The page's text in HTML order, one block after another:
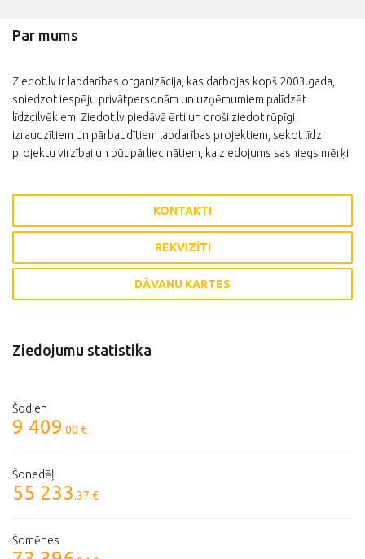
Par mums
Ziedot.lv ir labdarības organizācija, kas darbojas kopš 2003.gada,
sniedzot iespēju privātpersonām un uzņēmumiem palīdzēt
līdzcilvēkiem. Ziedot.lv piedāvā ērti un droši ziedot rūpīgi
izraudzītiem un pārbaudītiem labdarības projektiem, sekot līdzi
projektu virzībai un būt pārliecinātiem, ka ziedojums sasniegs mērķi.
KONTAKTI
REKVIZĪTI
DĀVANU KARTES
Ziedojumu statistika
Šodien
9 409.00 €
Šonedēļ
55 233.37 €
Šomēnes